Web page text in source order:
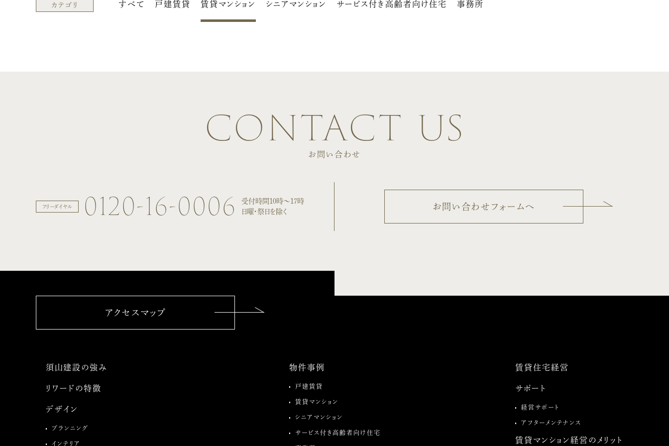
カテゴリ すべて 戸建賃貸 賃貸マンション シニアマンション サービス付き高齢者向け住宅 事務所
contact us
お問い合わせ
フリーダイヤル 0120-16-0006
受付時間10時〜17時
日曜・祭日を除く
お問い合わせフォームへ
アクセスマップ
須山建設の強み
リワードの特徴
デザイン
プランニング
インテリア
物件事例
戸建賃貸
賃貸マンション
シニアマンション
サービス付き高齢者向け住宅
賃貸住宅経営
サポート
経営サポート
アフターメンテナンス
賃貸マンション経営のメリット